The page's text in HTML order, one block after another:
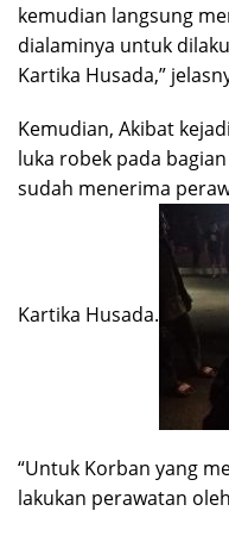
kemudian langsung
dialaminya untuk
Kartika Husada,”
Kemudian, Akibat
luka robek pada
sudah menerima
Kartika Husada.
“Untuk Korban yang
lakukan perawatan